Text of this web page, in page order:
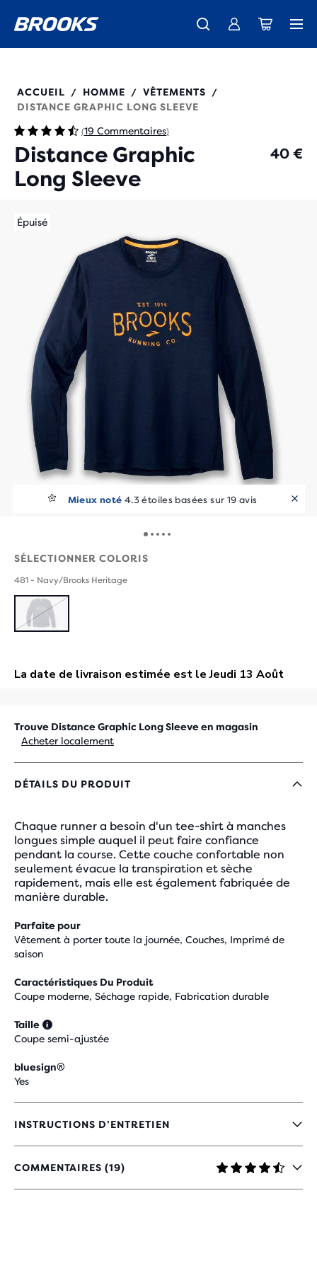
Livraison standard gratuite pour les membres. Rejoignez-nous
La toute nouvelle Ghost Amp est là - Acheter Femme Homme
Découvre la nouvelle collection Cascadia - Acheter maintenant
211319ACCUEIL / HOMME / VÊTEMENTS
/
DISTANCE GRAPHIC LONG SLEEVE
(19 Commentaires)
Distance Graphic
Long Sleeve
40 €
Mieux noté 4.3 étoiles basées sur 19 avis
Épuisé
SÉLECTIONNER COLORIS
481 - Navy/Brooks Heritage
ÉPUISÉ
Trouve Distance Graphic Long Sleeve en magasin
Acheter localement
DÉTAILS DU PRODUIT
Chaque runner a besoin d'un tee-shirt à manches
longues simple auquel il peut faire confiance
pendant la course. Cette couche confortable non
seulement évacue la transpiration et sèche
rapidement, mais elle est également fabriquée de
manière durable.
Parfaite pour
Vêtement à porter toute la journée, Couches, Imprimé de
saison
Caractéristiques Du Produit
Coupe moderne, Séchage rapide, Fabrication durable
Taille
Coupe semi-ajustée
bluesign®
Yes
INSTRUCTIONS D’ENTRETIEN
COMMENTAIRES (19)
4,3
SUR